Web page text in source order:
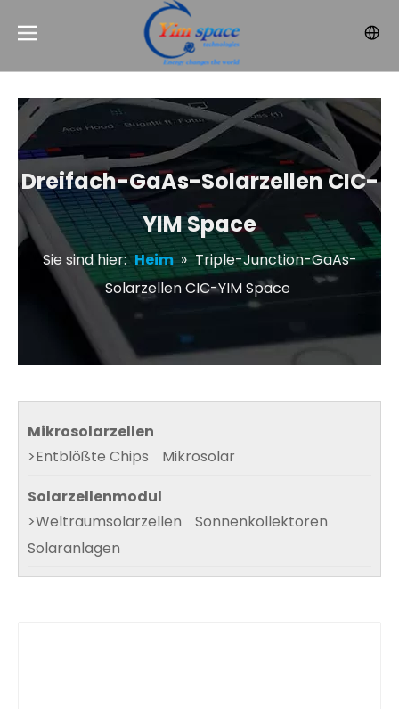
Dreifach-GaAs-Solarzellen CIC-
YIM Space
Sie sind hier: Heim » Triple-Junction-GaAs-
Solarzellen CIC-YIM Space
Mikrosolarzellen
>Entblößte Chips
Mikrosolar
Solarzellenmodul
>Weltraumsolarzellen
Sonnenkollektoren
Solaranlagen